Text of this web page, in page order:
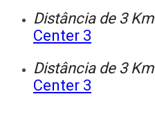
Distância de 3 Km
Center 3
Distância de 3 Km
Center 3